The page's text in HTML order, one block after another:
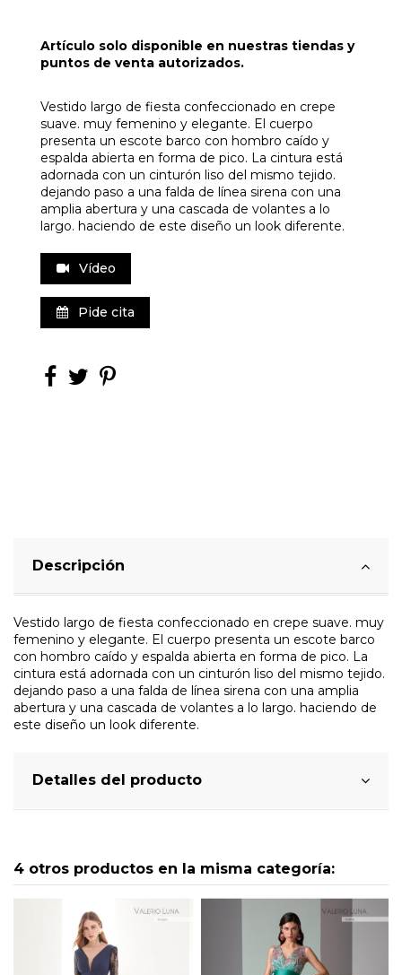
Artículo solo disponible en nuestras tiendas y
puntos de venta autorizados.
Vestido largo de fiesta confeccionado en crepe
suave. muy femenino y elegante. El cuerpo
presenta un escote barco con hombro caído y
espalda abierta en forma de pico. La cintura está
adornada con un cinturón liso del mismo tejido.
dejando paso a una falda de línea sirena con una
amplia abertura y una cascada de volantes a lo
largo. haciendo de este diseño un look diferente.
Vídeo
Pide cita
Descripción
Vestido largo de fiesta confeccionado en crepe suave. muy
femenino y elegante. El cuerpo presenta un escote barco
con hombro caído y espalda abierta en forma de pico. La
cintura está adornada con un cinturón liso del mismo tejido.
dejando paso a una falda de línea sirena con una amplia
abertura y una cascada de volantes a lo largo. haciendo de
este diseño un look diferente.
Detalles del producto
4 otros productos en la misma categoría: